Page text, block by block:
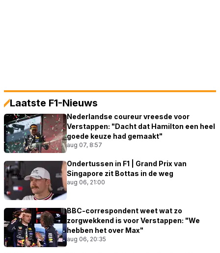
Laatste F1-Nieuws
Nederlandse coureur vreesde voor
Verstappen: "Dacht dat Hamilton een heel
goede keuze had gemaakt"
aug 07, 8:57
Ondertussen in F1 | Grand Prix van
Singapore zit Bottas in de weg
aug 06, 21:00
BBC-correspondent weet wat zo
zorgwekkend is voor Verstappen: "We
hebben het over Max"
aug 06, 20:35